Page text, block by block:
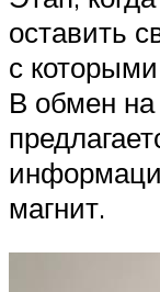
оставить
с
В обмен
магнит.